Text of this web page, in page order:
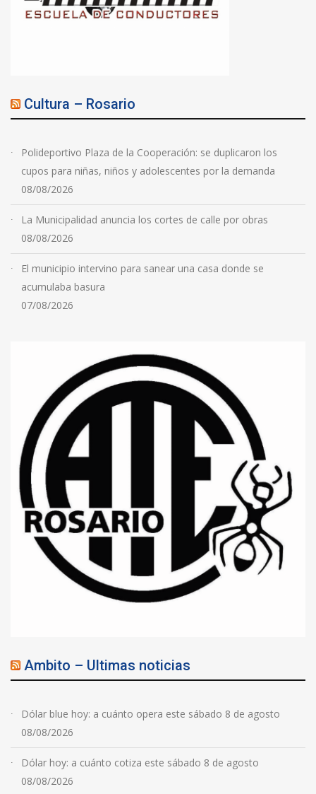
Cultura – Rosario
Polideportivo Plaza de la Cooperación: se duplicaron los
cupos para niñas, niños y adolescentes por la demanda
08/08/2026
La Municipalidad anuncia los cortes de calle por obras
08/08/2026
El municipio intervino para sanear una casa donde se
acumulaba basura
07/08/2026
Ambito – Ultimas noticias
Dólar blue hoy: a cuánto opera este sábado 8 de agosto
08/08/2026
Dólar hoy: a cuánto cotiza este sábado 8 de agosto
08/08/2026